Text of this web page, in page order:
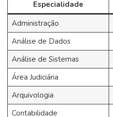
Especialidade
Administração
Análise de Dados
Análise de Sistemas
Área Judiciária
Arquivologia
Contabilidade